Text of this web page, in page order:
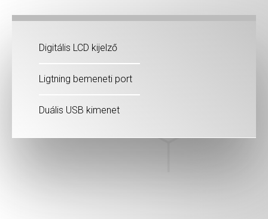
Digitális LCD kijelző
Ligtning bemeneti port
Duális USB kimenet